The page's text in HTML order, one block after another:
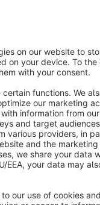
Sie eine
durch Vergabe
durch Ihre
durch Auflistung